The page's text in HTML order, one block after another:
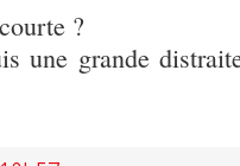
?
une grande